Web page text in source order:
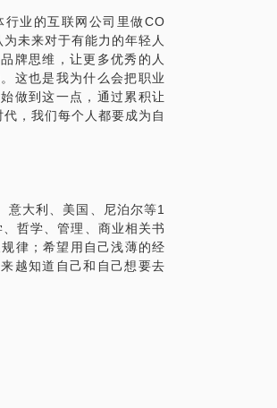
业的互联网公司里做CO
未来对于有能力的年轻人
牌思维，让更多优秀的人
这也是我为什么会把职业
做到这一点，通过累积让
，我们每个人都要成为自
意大利、美国、尼泊尔等1
哲学、管理、商业相关书
律；希望用自己浅薄的经
越知道自己和自己想要去